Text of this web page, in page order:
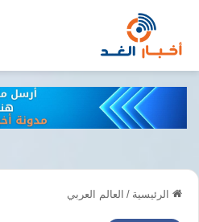
الرئيسية / العالم العربي